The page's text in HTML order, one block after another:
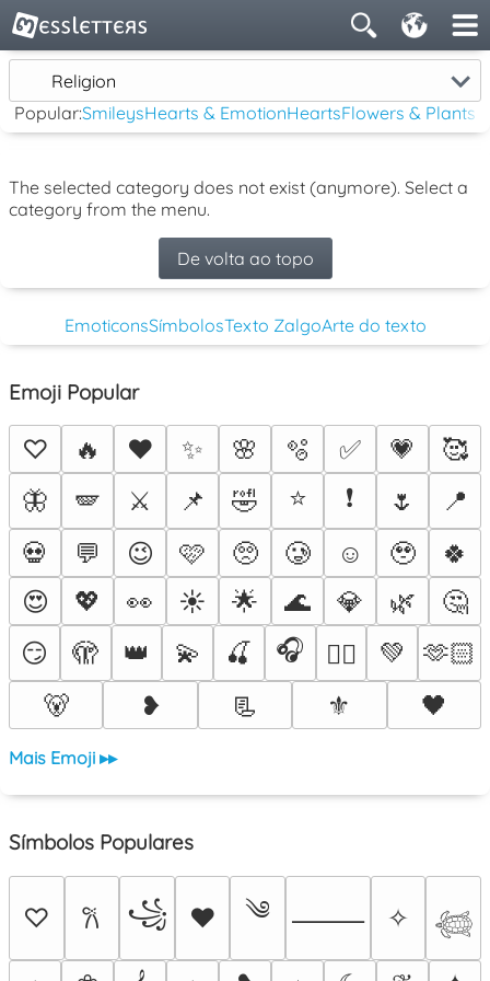
Religion
Popular:SmileysHearts & EmotionHeartsFlowers & Plants
The selected category does not exist (anymore). Select a
category from the menu.
De volta ao topo
EmoticonsSímbolosTexto ZalgoArte do texto
Emoji Popular
♡ 🔥 ❤️ ✨ 🌸 🫧 ✅ 💗
🥰
🦋
🪽 ⚔️ 📌 🤣 ⭐ ❗ 🌷
📍
💀
💬 😉 🩷 🥺 🥲 ☺️ 🥹
🍀
😍
💖 👀 ☀️ 🌟 🌊 💎 🌿
🤔
😏
🫣 👑 💫 🍒 🎧 ❤️‍🔥 💚
🫶🏻
🐻
❥ 📃 ⚜️ 🖤
Mais Emoji ▸▸
Símbolos Populares
♡ 𐙚 ꧁ ♥ ༄ ⸻ ✧
𓆉